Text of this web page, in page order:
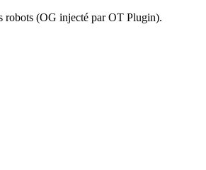
robots (OG injecté par OT Plugin).